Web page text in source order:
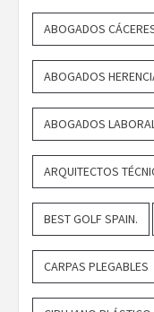
ABOGADOS
ABOGADOS
ABOGADOS
ARQUITECTOS
BEST GOLF SPAIN.
CARPAS PLEGABLES